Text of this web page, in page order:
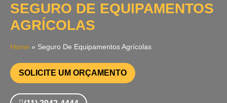
SEGURO DE EQUIPAMENTOS
AGRÍCOLAS
Home » Seguro De Equipamentos Agrícolas
SOLICITE UM ORÇAMENTO